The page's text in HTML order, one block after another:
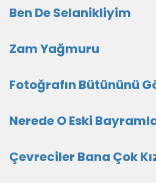
Ben De Selanikliyim
Zam Yağmuru
Fotoğrafın Bütününü
Nerede O Eski
Çevreciler Bana Çok